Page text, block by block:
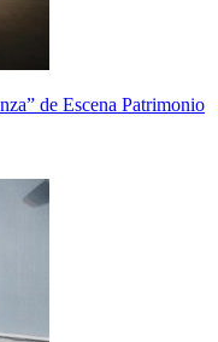
de Escena Patrimonio